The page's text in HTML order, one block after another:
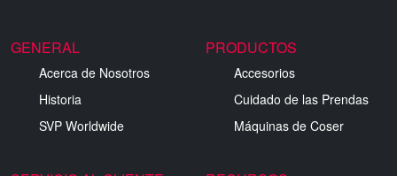
GENERAL
Acerca de Nosotros
Historia
SVP Worldwide
PRODUCTOS
Accesorios
Cuidado de las Prendas
Máquinas de Coser